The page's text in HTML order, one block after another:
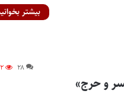
بیشتر
۲۸
و حرج»